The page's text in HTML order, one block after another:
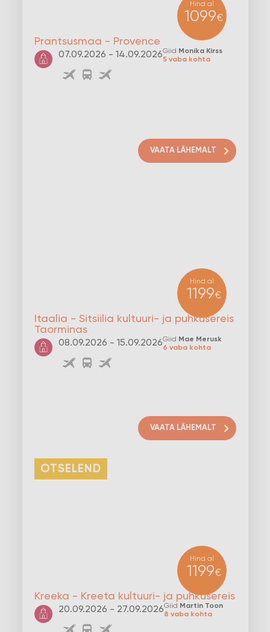
Hind al
1099€
Prantsusmaa - Provence
07.09.2026 - 14.09.2026Giid Monika Kirss
5 vaba kohta
VAATA LÄHEMALT
Hind al
1199€
Itaalia - Sitsiilia kultuuri- ja puhkusereis
Taorminas
08.09.2026 - 15.09.2026Giid Mae Merusk
6 vaba kohta
VAATA LÄHEMALT
OTSELEND
Hind al
1199€
Kreeka - Kreeta kultuuri- ja puhkusereis
20.09.2026 - 27.09.2026Giid Martin Toon
8 vaba kohta